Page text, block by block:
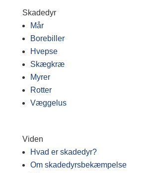
Skadedyr
Mår
Borebiller
Hvepse
Skægkræ
Myrer
Rotter
Væggelus
Viden
Hvad er skadedyr?
Om skadedyrsbekæmpelse